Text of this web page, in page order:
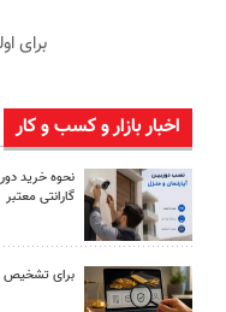
اخبار بازار و کسب و کار
نحوه خرید
گارانتی معتبر
برای تشخیص